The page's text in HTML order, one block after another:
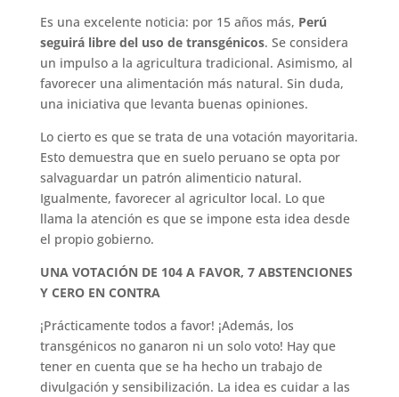
Es una excelente noticia: por 15 años más, Perú
seguirá libre del uso de transgénicos. Se considera
un impulso a la agricultura tradicional. Asimismo, al
favorecer una alimentación más natural. Sin duda,
una iniciativa que levanta buenas opiniones.
Lo cierto es que se trata de una votación mayoritaria.
Esto demuestra que en suelo peruano se opta por
salvaguardar un patrón alimenticio natural.
Igualmente, favorecer al agricultor local. Lo que
llama la atención es que se impone esta idea desde
el propio gobierno.
UNA VOTACIÓN DE 104 A FAVOR, 7 ABSTENCIONES
Y CERO EN CONTRA
¡Prácticamente todos a favor! ¡Además, los
transgénicos no ganaron ni un solo voto! Hay que
tener en cuenta que se ha hecho un trabajo de
divulgación y sensibilización. La idea es cuidar a las